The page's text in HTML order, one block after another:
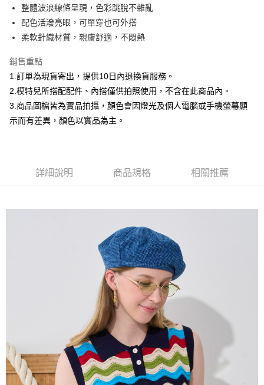
上海商業儲蓄銀行
台北富邦商業銀行
國泰世華商業銀行
臺灣中小企業銀行
台中商業銀行
聯邦商業銀行
元大商業銀行
永豐商業銀行
台新國際商業銀行
中國信託商業銀行
台灣樂天信用卡公司
LINE Pay
Apple Pay
悠遊付
Google Pay
大哥付你分期
2.付款方式選擇「大哥付你分期」，訂單成立後會自動跳轉到大哥付的交易
流程，驗證手機門號後，選擇欲分期的期數、繳款截止日，確認付款後即完
4.訂單成立30分鐘內，如未前往確認交易或遇審核未通過，訂單將自動取
1.分期款項不併入電信帳單，「大哥付你分期」於每月結算日後寄送繳費提
2.透過簡訊連結打開帳單後，可選擇「超商條碼／台灣大直營門市／銀行轉
帳／街口支付／iPASS MONEY」等通路繳費。
1.本服務係由「台灣大哥大股份有限公司」（以下簡稱本公司）所提供，讓
用戶於交易時，得透過本服務購買商品或服務，並由商店將買賣／分期付款
買賣價金債權讓與本公司後，依約使用本公司帳單繳交帳款。
2.基於同意付款使用「大哥付你分期」之契約關係目的，商店將以您的個人
資料（包含姓名、電話或地址）提供予台灣大哥大進項蒐集、處理及利用，
由本公司與您本人進行分期帳單所需資料之確認、核對及更正。
3.完整用戶服務條款，請詳閱以下連結：https://oppay.tw/userRule
相關說明
２．便利：只要手機號碼，簡訊認證，即可結帳。
３．安心：先確認商品／服務後，再付款。
【「AFTEE先享後付」結帳流程】
１．於結帳方式選擇「AFTEE先享後付」後，將跳轉至「AFTEE先享後付」
結帳頁面，進行簡訊認證並確認金額後，即可完成結帳。
２．訂單成立數日內，您將收到繳費通知簡訊。
３．收到繳費通知簡訊後14天內，點擊此簡訊中的連結，可透過四大超商／
ATM／網路銀行／等多元方式進行付款，方視為交易完成。
※ 請注意：結帳手續完成當下不需立刻繳費，但若您需要取消訂單，請聯絡
購買商品的店家。未經商家同意取消之訂單仍視為有效，需透過AFTEE先享
後付繳納相關費用。
※ 交易是否成功請以「AFTEE先享後付 」之結帳頁面顯示為準，若有關於
是否繳費成功／繳費後需取消欲退款等相關疑問，請聯繫「AFTEE先享後付
客戶支援中心」
https://netprotections.freshdesk.com/support/home
每筆NT$120，滿NT$2,000(含以上)免運費
每筆NT$120，滿NT$2,000(含以上)免運費
每筆NT$120，滿NT$2,000(含以上)免運費
整體波浪線條呈現，色彩跳脫不雜亂
配色活潑亮眼，可單穿也可外搭
柔軟針織材質，親膚舒適，不悶熱
銷售重點
1.訂單為現貨寄出，提供10日內退換貨服務。
2.模特兒所搭配配件、內搭僅供拍照使用，不含在此商品內。
3.商品圖檔皆為實品拍攝，顏色會因燈光及個人電腦或手機螢幕顯
示而有差異，顏色以實品為主。
詳細說明 商品規格 相關推薦